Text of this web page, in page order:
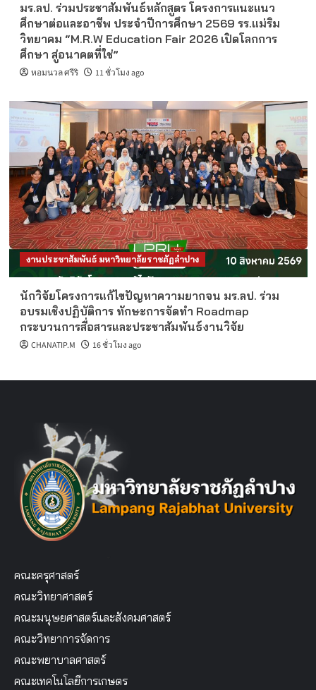
มร.ลป. ร่วมประชาสัมพันธ์หลักสูตร โครงการแนะแนว
ศึกษาต่อและอาชีพ ประจำปีการศึกษา 2569 รร.แม่ริม
วิทยาคม “M.R.W Education Fair 2026 เปิดโลกการ
ศึกษา สู่อนาคตที่ใช่”
หอมนวล ศรีริ 11 ชั่วโมง ago
งานประชาสัมพันธ์ มหาวิทยาลัยราชภัฏลำปาง
นักวิจัยโครงการแก้ไขปัญหาความยากจน มร.ลป. ร่วม
อบรมเชิงปฏิบัติการ ทักษะการจัดทำ Roadmap
กระบวนการสื่อสารและประชาสัมพันธ์งานวิจัย
CHANATIP.M 16 ชั่วโมง ago
คณะครุศาสตร์
คณะวิทยาศาสตร์
คณะมนุษยศาสตร์และสังคมศาสตร์
คณะวิทยาการจัดการ
คณะพยาบาลศาสตร์
คณะเทคโนโลยีการเกษตร